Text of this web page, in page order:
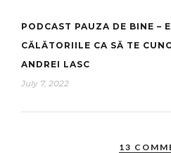
PODCAST PAUZA DE BINE –
CĂLĂTORIILE CA SĂ TE
ANDREI LASC
July 7, 2022
13